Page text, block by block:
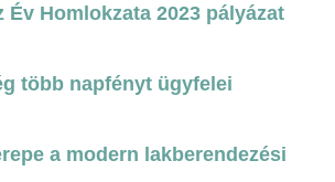
Év Homlokzata 2023 pályázat
több napfényt ügyfelei
a modern lakberendezési